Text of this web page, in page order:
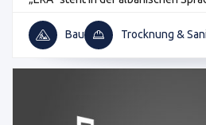
Bau Trocknung &